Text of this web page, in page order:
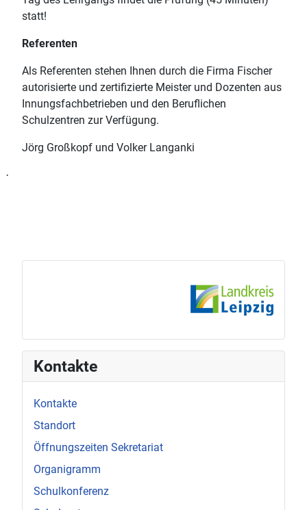
statt!
Referenten
Als Referenten stehen Ihnen durch die Firma Fischer
autorisierte und zertifizierte Meister und Dozenten aus
Innungsfachbetrieben und den Beruflichen
Schulzentren zur Verfügung.
Jörg Großkopf und Volker Langanki
·
Kontakte
Kontakte
Standort
Öffnungszeiten Sekretariat
Organigramm
Schulkonferenz